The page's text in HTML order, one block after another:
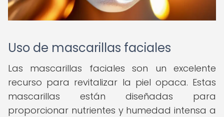
Uso de mascarillas faciales
Las mascarillas faciales son un excelente
recurso para revitalizar la piel opaca. Estas
mascarillas están diseñadas para
proporcionar nutrientes y humedad intensa a